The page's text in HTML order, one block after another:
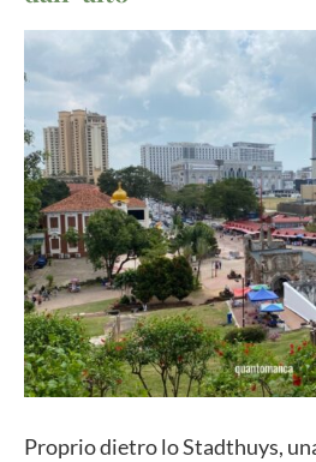
Proprio dietro lo Stadthuys,